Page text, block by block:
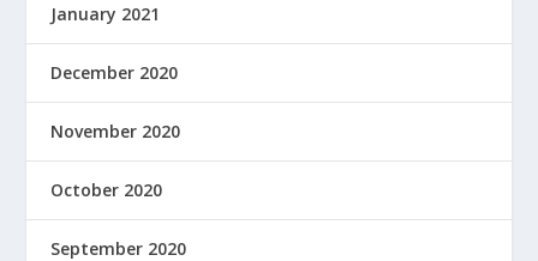
January 2021
December 2020
November 2020
October 2020
September 2020